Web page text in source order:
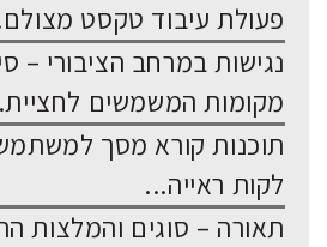
פעולת עיבוד טקסט
נגישות במרחב הציבורי –
מקומות המשמשים
תוכנות קורא מסך למשתמש
לקות ראייה...
תאורה – סוגים והמלצות